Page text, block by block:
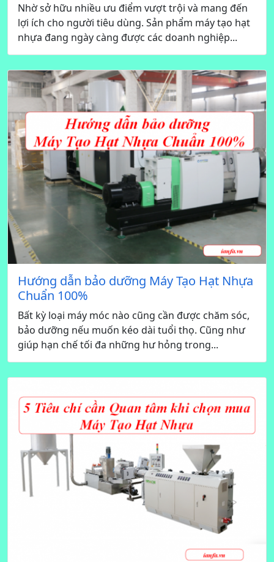
Nhờ sở hữu nhiều ưu điểm vượt trội và mang đến
lợi ích cho người tiêu dùng. Sản phẩm máy tạo hạt
nhựa đang ngày càng được các doanh nghiệp...
Hướng dẫn bảo dưỡng Máy Tạo Hạt Nhựa
Chuẩn 100%
Bất kỳ loại máy móc nào cũng cần được chăm sóc,
bảo dưỡng nếu muốn kéo dài tuổi thọ. Cũng như
giúp hạn chế tối đa những hư hỏng trong...